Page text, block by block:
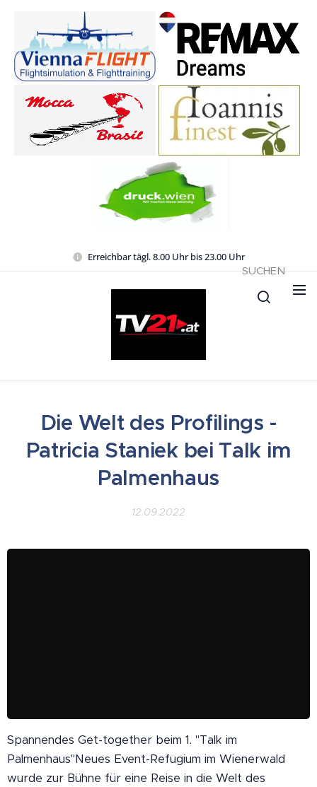
Erreichbar tägl. 8.00 Uhr bis 23.00 Uhr
SUCHEN
Die Welt des Profilings -
Patricia Staniek bei Talk im
Palmenhaus
12.09.2022
(Blitzlicht) Empfang 10 Jahre TV21
11.09.2022
Spannendes Get-together beim 1. "Talk im
Palmenhaus"Neues Event-Refugium im Wienerwald
wurde zur Bühne für eine Reise in die Welt des